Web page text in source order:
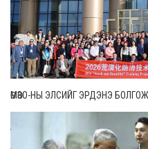
ӨМӨЗО-НЫ ЭЛСИЙГ ЭРДЭНЭ